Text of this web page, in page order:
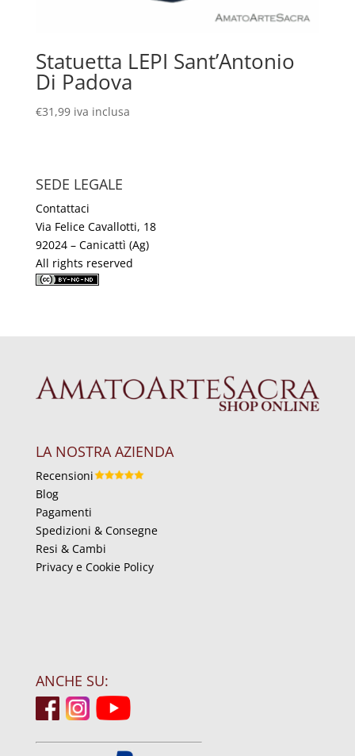
Statuetta LEPI Sant’Antonio
Di Padova
€31,99 iva inclusa
SEDE LEGALE
Contattaci
Via Felice Cavallotti, 18
92024 – Canicattì (Ag)
All rights reserved
LA NOSTRA AZIENDA
Recensioni
Blog
Pagamenti
Spedizioni & Consegne
Resi & Cambi
Privacy e Cookie Policy
ANCHE SU: